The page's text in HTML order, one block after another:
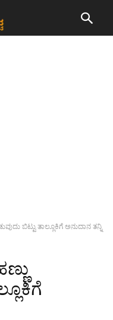
ಬಿಟ್ಟು ತಾಲ್ಲೂಕಿಗೆ ಅನುದಾನ ತನ್ನಿ